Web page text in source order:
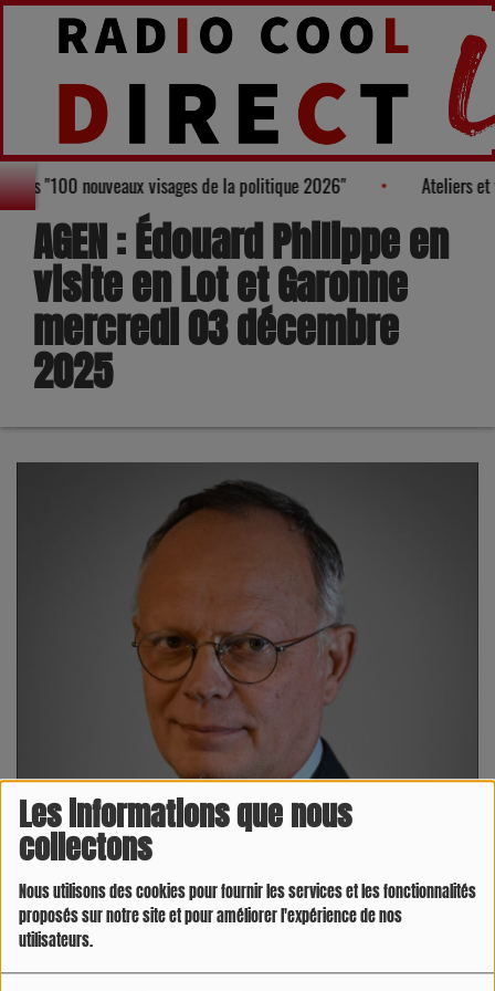
Les informations que nous
collectons
Nous utilisons des cookies pour fournir les services et les fonctionnalités
proposés sur notre site et pour améliorer l'expérience de nos
utilisateurs.
des "100 nouveaux visages de la politique 2026"
AGEN : Édouard Philippe en
visite en Lot et Garonne
mercredi 03 décembre
2025
01 DÉCEMBRE 2025 - 1966 VUES